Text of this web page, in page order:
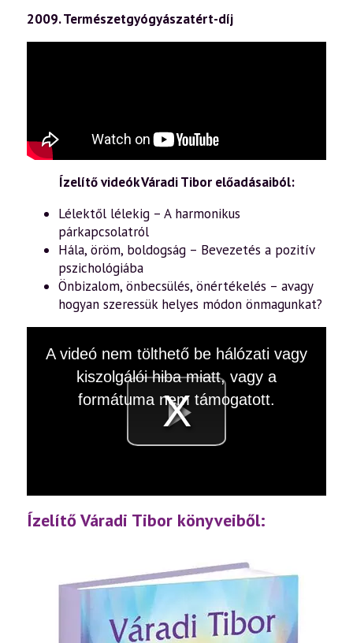
2009. Természetgyógyászatért-díj
Ízelítő videók Váradi Tibor előadásaiból:
Lélektől lélekig – A harmonikus
párkapcsolatról
Hála, öröm, boldogság – Bevezetés a pozitív
pszichológiába
Önbizalom, önbecsülés, önértékelés – avagy
hogyan szeressük helyes módon önmagunkat?
Videó
A videó nem tölthető be hálózati vagy
kiszolgálói hiba miatt, vagy a
formátuma nem támogatott.
Ízelítő Váradi Tibor könyveiből: